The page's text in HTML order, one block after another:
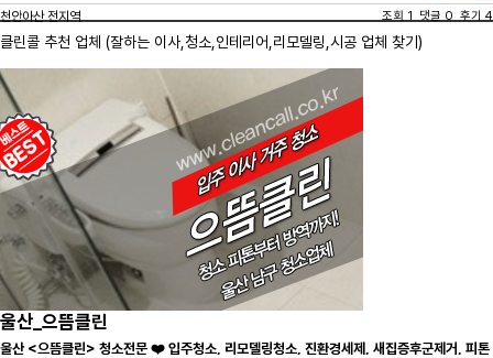
천안아산 전지역 조회 1 댓글 0 후기 4
클린콜 추천 업체 (잘하는 이사, 청소 ,인테리어,리모델링,시공 업체 찾기)
울산_으뜸클린
울산 <으뜸클린> 청소전문 ❤️ 입주청소, 리모델링청소, 진환경세제, 새집증후군제거, 피톤